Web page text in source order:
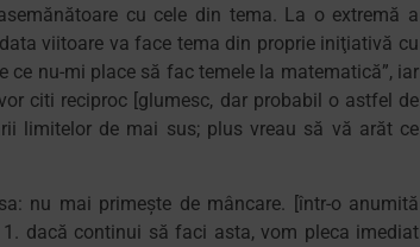
cu cele din tema. La o extremă a
viitoare va face tema din proprie iniţiativă cu
ce nu-mi place să fac temele la matematică”, iar
citi reciproc [glumesc, dar probabil o astfel de
limitelor de mai sus; plus vreau să vă arăt ce
nu mai primeşte de mâncare. [într-o anumită
dacă continui să faci asta, vom pleca imediat